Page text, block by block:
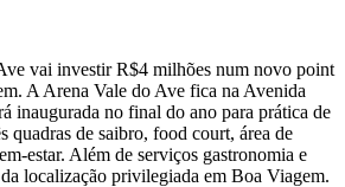
vai investir R$4 milhões num novo point
A Arena Vale do Ave fica na Avenida
inaugurada no final do ano para prática de
quadras de saibro, food court, área de
estar. Além de serviços gastronomia e
localização privilegiada em Boa Viagem.